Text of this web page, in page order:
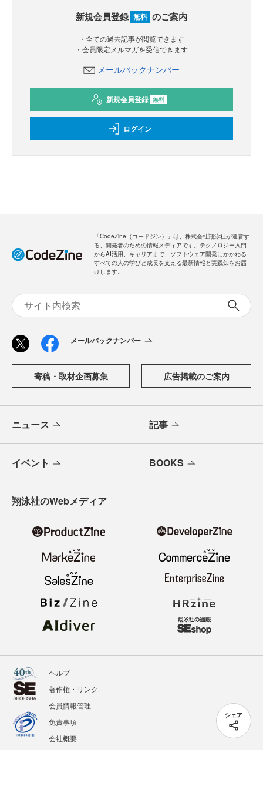
シェア
新規会員登録 無料 のご案内
・全ての過去記事が閲覧できます
・会員限定メルマガを受信できます
メールバックナンバー
新規会員登録 無料
ログイン
「CodeZine（コードジン）」は、株式会社翔泳社が運営す
る、開発者のための情報メディアです。テクノロジー入門
からAI活用、キャリアまで、ソフトウェア開発にかかわる
すべての人の学びと成長を支える最新情報と実践知をお届
けします。
メールバックナンバー
寄稿・取材企画募集 広告掲載のご案内
ニュース 記事
イベント BOOKS
翔泳社のWebメディア
ヘルプ
著作権・リンク
会員情報管理
免責事項
会社概要